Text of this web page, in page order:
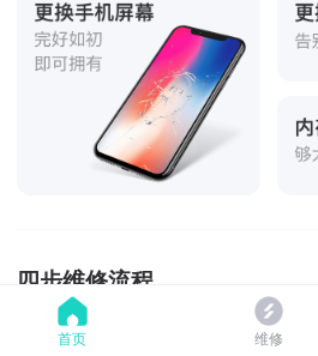
四步维修流程
首页 维修